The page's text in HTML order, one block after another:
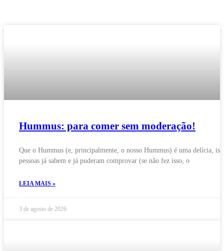
Hummus: para comer sem moderação!
Que o Hummus (e, principalmente, o nosso Hummus) é uma delícia,
pessoas já sabem e já puderam comprovar (se não fez isso, o
LEIA MAIS »
3 de agosto de 2026